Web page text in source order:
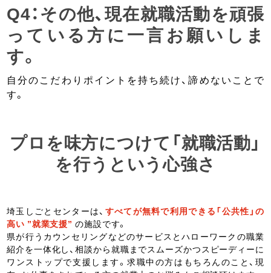
Q4：その他、現在就職活動を頑張
っている方に一言お願いしま
す。
自分のこだわりポイントを持ち続け、諦めないことで
す。
プロを味方につけて「就職活動」
を行うという心強さ
埼玉しごとセンターは、 すべてが無料で利用できる「公共性」の
高い ”就業支援” の施設です。
県が行うカウンセリングなどのサービスとハローワークの職業
紹介を一体化し、相談から就職までスムーズかつスピーディーに
ワンストップで支援します。求職中の方はもちろんのこと、現